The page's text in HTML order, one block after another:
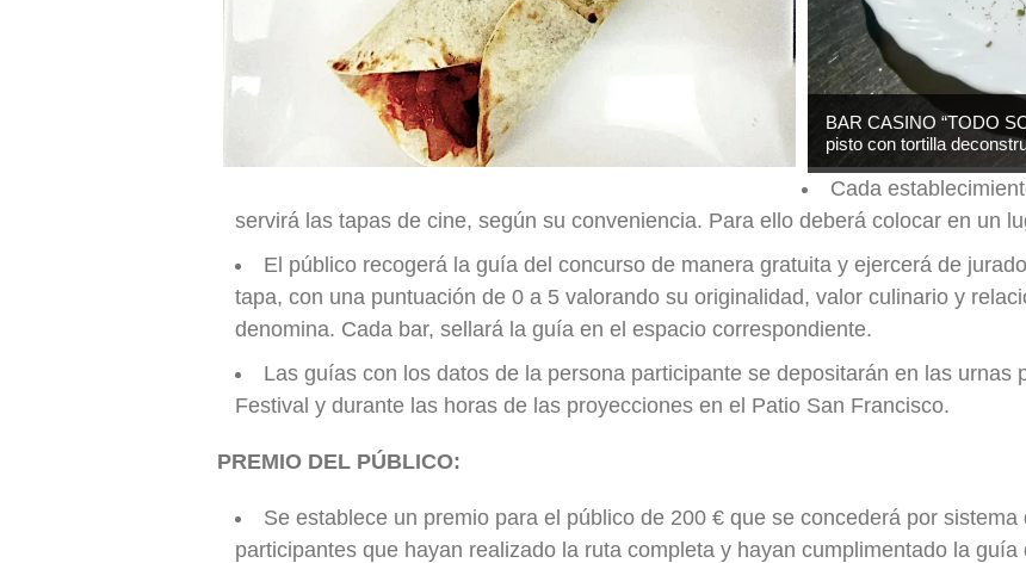
BAR CASINO “TODO
pisto con tortilla
Cada
servirá las tapas de cine, según su conveniencia. Para ello deberá colocar en un
El público recogerá la guía del concurso de manera gratuita y ejercerá de
tapa, con una puntuación de 0 a 5 valorando su originalidad, valor culinario y
denomina. Cada bar, sellará la guía en el espacio correspondiente.
Las guías con los datos de la persona participante se depositarán en las urnas
Festival y durante las horas de las proyecciones en el Patio San Francisco.
PREMIO DEL PÚBLICO:
Se establece un premio para el público de 200 € que se concederá por
participantes que hayan realizado la ruta completa y hayan cumplimentado la guía